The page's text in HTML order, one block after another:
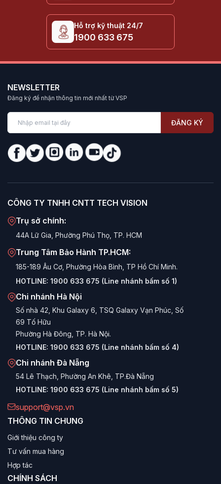
Hỗ trợ kỹ thuật 24/7
1900 633 675
NEWSLETTER
Đăng ký để nhận thông tin mới nhất từ VSP
ĐĂNG KÝ
CÔNG TY TNHH CNTT TECH VISION
Trụ sở chính:
44A Lữ Gia, Phường Phú Thọ, TP. HCM
Trung Tâm Bảo Hành TP.HCM:
185-189 Âu Cơ, Phường Hòa Bình, TP Hồ Chí Minh.
HOTLINE: 1900 633 675 (Line nhánh bấm số 1)
Chi nhánh Hà Nội
Số nhà 42, Khu Galaxy 6, TSQ Galaxy Vạn Phúc, Số
69 Tố Hữu
Phường Hà Đông, TP. Hà Nội.
HOTLINE: 1900 633 675 (Line nhánh bấm số 4)
Chi nhánh Đà Nẵng
54 Lê Thạch, Phường An Khê, TP.Đà Nẵng
HOTLINE: 1900 633 675 (Line nhánh bấm số 5)
support@vsp.vn
THÔNG TIN CHUNG
Giới thiệu công ty
Tư vấn mua hàng
Hợp tác
CHÍNH SÁCH